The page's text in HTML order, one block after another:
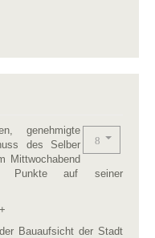
genehmigte
des Selber
Mittwochabend
Punkte auf seiner
Bauaufsicht der Stadt